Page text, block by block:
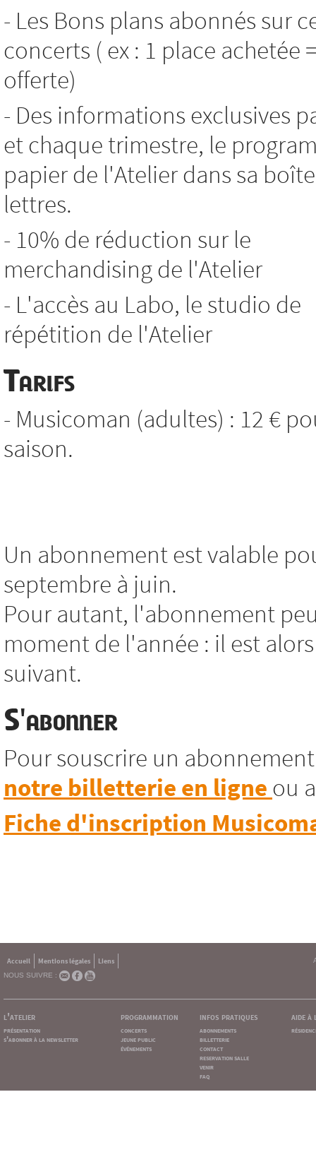
- Les Bons plans abonnés sur
concerts ( ex : 1 place achetée
offerte)
- Des informations exclusives
et chaque trimestre, le
papier de l'Atelier dans sa
lettres.
- 10% de réduction sur le
merchandising de l'Atelier
- L'accès au Labo, le studio de
répétition de l'Atelier
Tarifs
- Musicoman (adultes) : 12 €
saison.
Un abonnement est valable
septembre à juin.
Pour autant, l'abonnement
moment de l'année : il est
suivant.
S'abonner
Pour souscrire un
notre billetterie en ligne ou
Fiche d'inscription
Accueil Mentions légales
Liens
NOUS SUIVRE :
l'atelier
présentation
s'abonner à la newsletter
programmation
concerts
jeune public
événements
infos pratiques
abonnements
billetterie
contact
reservation salle
venir
faq
aide